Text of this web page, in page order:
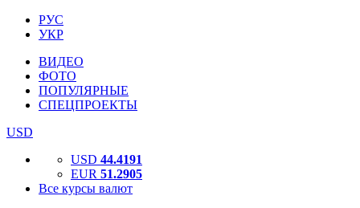
РУС
УКР
ВИДЕО
ФОТО
ПОПУЛЯРНЫЕ
СПЕЦПРОЕКТЫ
USD
USD 44.4191
EUR 51.2905
Все курсы валют